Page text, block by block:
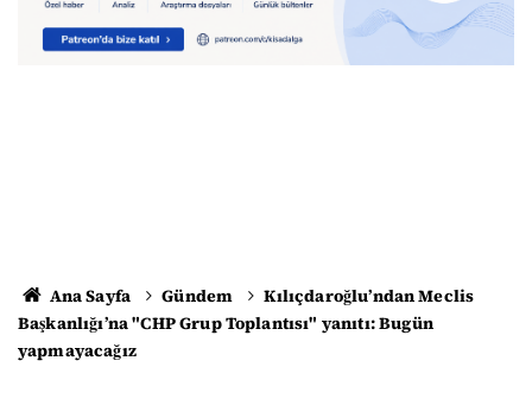
Ana Sayfa Gündem
Kılıçdaroğlu’ndan Meclis
Başkanlığı’na "CHP Grup Toplantısı" yanıtı: Bugün
yapmayacağız